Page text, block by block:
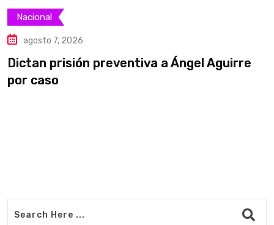
Nacional
agosto 7, 2026
Dictan prisión preventiva a Ángel Aguirre
por caso